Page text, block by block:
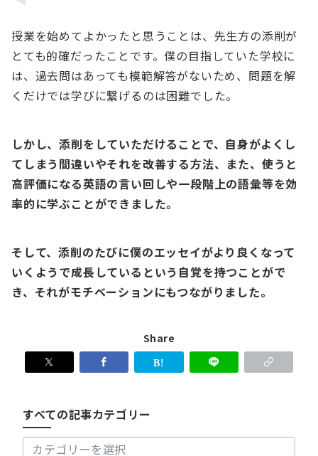
授業を始めてよかったと思うことは、先生方の添削が
とても的確だったことです。僕の目指していた学校に
は、過去問はあっても模範解答がないため、問題を解
くだけでは学びに繋げるのは困難でした。
しかし、添削をしていただけることで、自身がよくし
てしまう間違いやそれを改善する方法、また、使うと
高評価になる英語の言い回しや一段階上の語彙等を効
率的に学ぶことができました。
そして、添削のたびに僕のエッセイがより良くなって
いくようで成長しているという自覚を持つことがで
き、それがモチベーションにもつながりました。
Share
すべての記事カテゴリー
べ
記
事